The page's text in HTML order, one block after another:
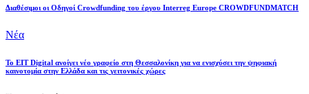
Διαθέσιμοι οι Οδηγοί Crowdfunding του έργου Interreg Europe CROWDFUNDMATCH
Νέα
Το EIT Digital ανοίγει νέο γραφείο στη Θεσσαλονίκη για να ενισχύσει την ψηφιακή
καινοτομία στην Ελλάδα και τις γειτονικές χώρες